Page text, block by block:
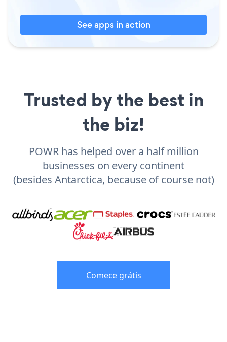
See apps in action
Trusted by the best in
the biz!
POWR has helped over a half million
businesses on every continent
(besides Antarctica, because of course not)
Comece grátis